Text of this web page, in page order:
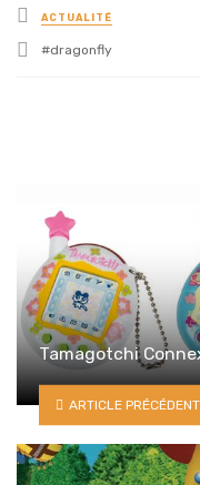
Posted
in
ACTUALITÉ
Tagged
dragonfly
Tamagotchi
ARTICLE PRÉCÉDENT